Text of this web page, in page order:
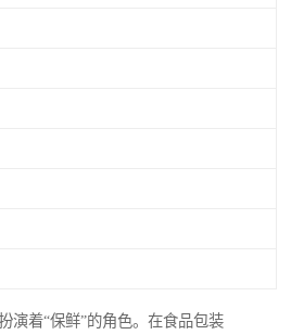
演着“保鲜”的角色。在食品包装